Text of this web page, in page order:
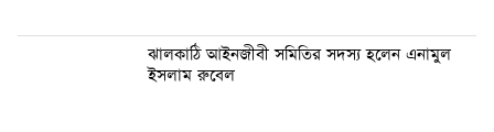
ঝালকাঠি আইনজীবী সমিতির সদস্য হলেন এনামুল
ইসলাম রুবেল